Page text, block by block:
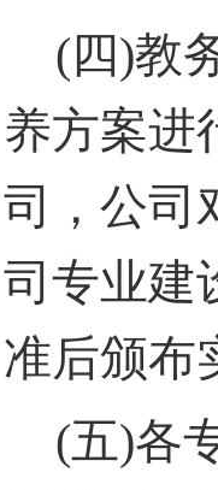
(四)教
养方案进
司，公司
司专业建
准后颁布
(五)各